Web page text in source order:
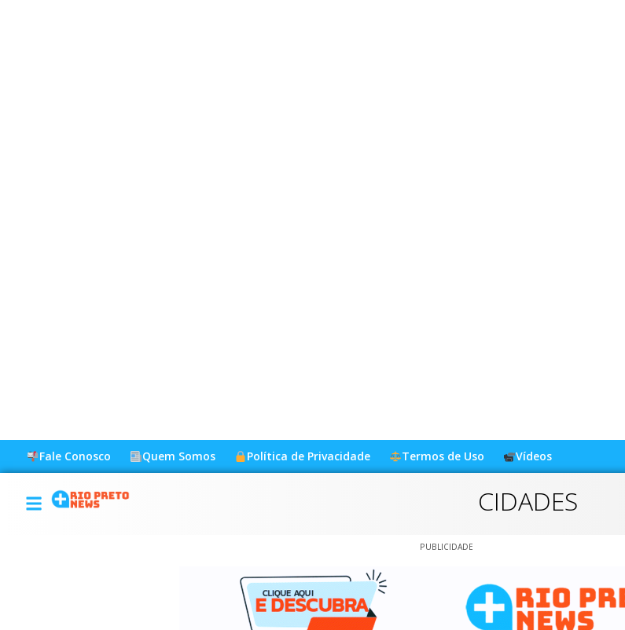
Fale Conosco Quem Somos Política de Privacidade Termos de Uso Vídeos
CIDADES
PUBLICIDADE